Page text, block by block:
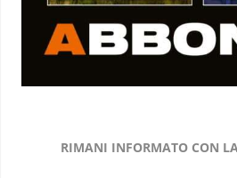
RIMANI INFORMATO CON